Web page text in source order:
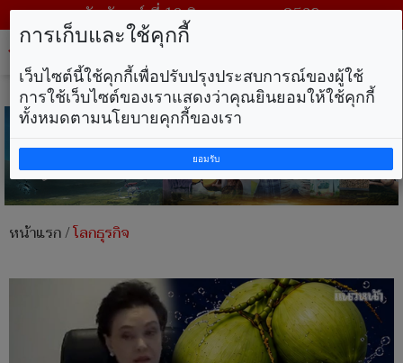
วันจันทร์ ที่ 10 สิงหาคม พ.ศ. 2569
หน้าแรก/โลกธุรกิจ
การเก็บและใช้คุกกี้
เว็บไซต์นี้ใช้คุกกี้เพื่อปรับปรุงประสบการณ์ของผู้ใช้
การใช้เว็บไซต์ของเราแสดงว่าคุณยินยอมให้ใช้คุกกี้
ทั้งหมดตามนโยบายคุกกี้ของเรา
ยอมรับ